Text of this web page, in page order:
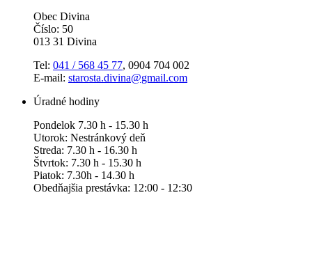
Obec Divina
Číslo: 50
013 31 Divina
Tel: 041 / 568 45 77, 0904 704 002
E-mail: starosta.divina@gmail.com
Úradné hodiny
Pondelok 7.30 h - 15.30 h
Utorok: Nestránkový deň
Streda: 7.30 h - 16.30 h
Štvrtok: 7.30 h - 15.30 h
Piatok: 7.30h - 14.30 h
Obedňajšia prestávka: 12:00 - 12:30